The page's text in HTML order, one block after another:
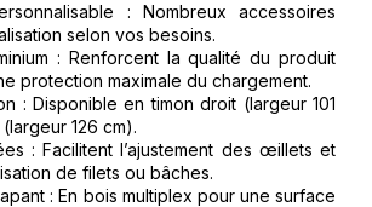
: Nombreux accessoires
selon vos besoins.
: Renforcent la qualité du produit
protection maximale du chargement.
: Disponible en timon droit (largeur 101
126 cm).
: Facilitent l’ajustement des œillets et
de filets ou bâches.
: En bois multiplex pour une surface